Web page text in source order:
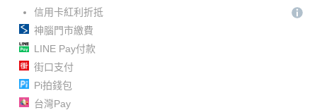
信用卡紅利折抵
神腦門市繳費
LINE Pay付款
街口支付
Pi拍錢包
台灣Pay